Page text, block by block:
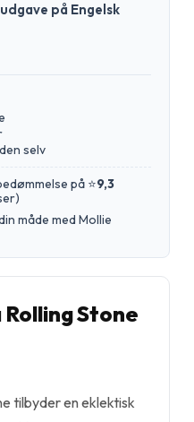
på Engelsk
selv
på ⭐9,3
)
måde med Mollie
Stone
tilbyder en eklektisk